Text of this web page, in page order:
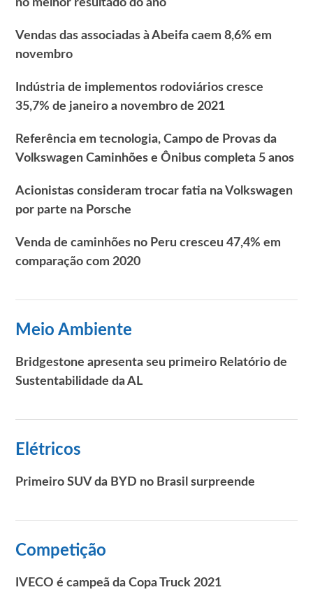
Vendas das associadas à Abeifa caem 8,6% em
novembro
Indústria de implementos rodoviários cresce
35,7% de janeiro a novembro de 2021
Referência em tecnologia, Campo de Provas da
Volkswagen Caminhões e Ônibus completa 5 anos
Acionistas consideram trocar fatia na Volkswagen
por parte na Porsche
Venda de caminhões no Peru cresceu 47,4% em
comparação com 2020
Meio Ambiente
Bridgestone apresenta seu primeiro Relatório de
Sustentabilidade da AL
Elétricos
Primeiro SUV da BYD no Brasil surpreende
Competição
IVECO é campeã da Copa Truck 2021